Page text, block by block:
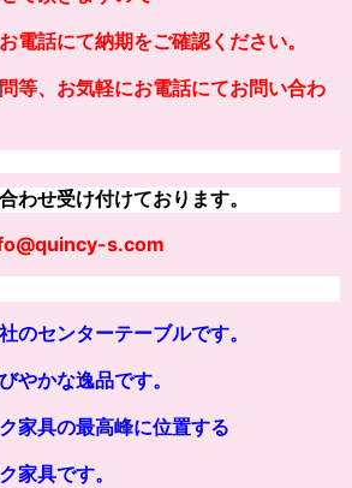
電話にて納期をご確認ください。
等、お気軽にお電話にてお問い合わ
わせ受け付けております。
s.com
センターテーブルです。
やかな逸品です。
家具の最高峰に位置する
ク家具です。